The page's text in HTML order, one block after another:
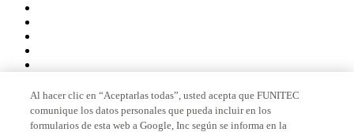
Miembro de
Al hacer clic en “Aceptarlas todas”, usted acepta que FUNITEC
comunique los datos personales que pueda incluir en los
formularios de esta web a Google, Inc según se informa en la